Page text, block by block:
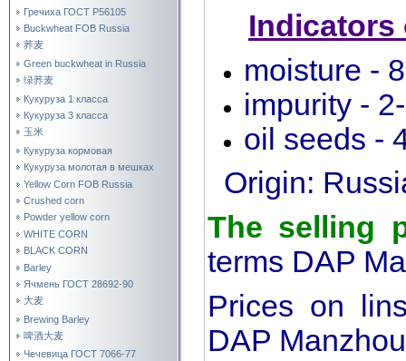
Гречиха ГОСТ Р56105
Buckwheat FOB Russia
荞麦
Green buckwheat in Russia
绿荞麦
Кукуруза 1 класса
Кукуруза 3 класса
玉米
Кукуруза кормовая
Кукуруза молотая в мешках
Yellow Corn FOB Russia
Crushed corn
Powder yellow corn
WHITE CORN
BLACK CORN
Barley
Ячмень ГОСТ 28692-90
大麦
Brewing Barley
啤酒大麦
Чечевица ГОСТ 7066-77
Indicators
moisture -
impurity -
oil seeds -
Origin:
The selling
terms DAP
Prices on
DAP